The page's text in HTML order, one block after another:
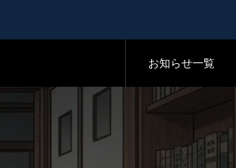
お知らせ一覧